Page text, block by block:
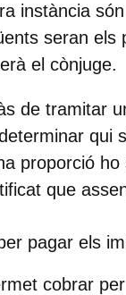
instància
seran
el cònjuge.
de tramitar
qui
proporció
que
pagar els
cobrar